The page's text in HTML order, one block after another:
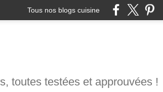
Tous nos blogs cuisine
toutes testées et approuvées !